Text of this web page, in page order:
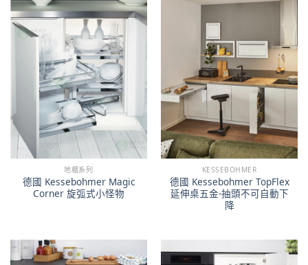
地櫃系列
德國 Kessebohmer Magic
Corner 旋弧式小怪物
KESSEBOHMER
德國 Kessebohmer TopFlex
延伸桌五金-抽頭不可自動下
降